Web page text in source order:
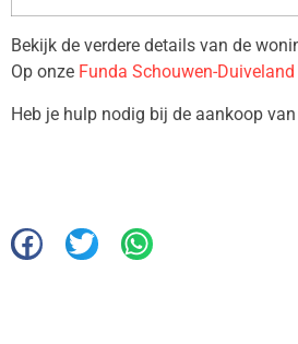
Bekijk de verdere details van de
Op onze Funda Schouwen-Duiveland
Heb je hulp nodig bij de aankoop